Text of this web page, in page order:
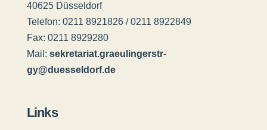
40625 Düsseldorf
Telefon: 0211 8921826 / 0211 8922849
Fax: 0211 8929280
Mail: sekretariat.graeulingerstr-
gy@duesseldorf.de
Links